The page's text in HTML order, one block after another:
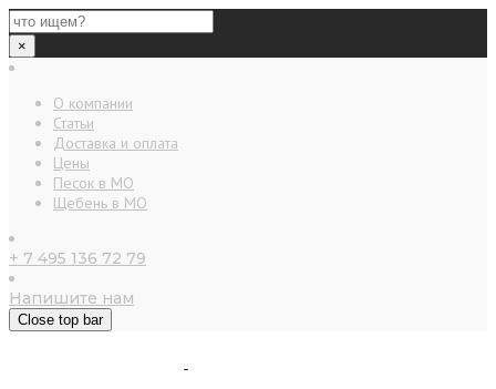
×
О компании
Статьи
Доставка и оплата
Цены
Песок в МО
Щебень в МО
+ 7 495 136 72 79
Напишите нам
Close top bar